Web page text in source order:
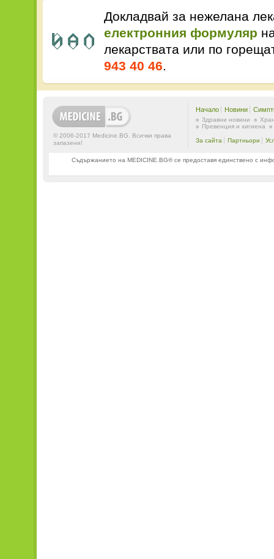
Докладвай за нежелана
електронния формуляр
лекарствата или по
943 40 46.
© 2006-2017 Medicine.BG. Всички права
запазени!
Начало Новини
Здравни новини
Превенция и хигиена
За сайта Партньори
Съдържанието на MEDICINE.BG® се предоставя единствено с